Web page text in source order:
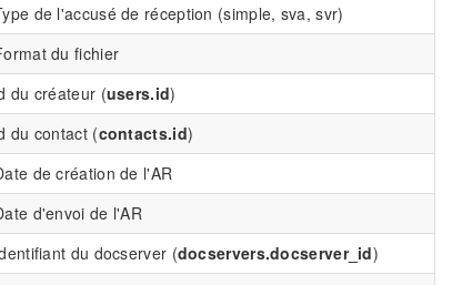
de l'accusé de réception (simple, sva, svr)
du fichier
du créateur (users.id)
du contact (contacts.id)
de création de l'AR
d'envoi de l'AR
du docserver (docservers.docserver_id)